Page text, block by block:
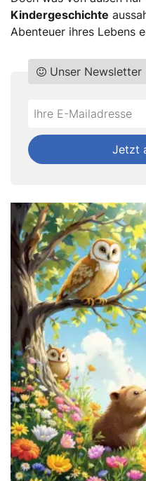
Kindergeschichte
Abenteuer ihres Lebens
Do
fill
this
Unser Newsletter
*Ihre
Mailadresse:
Jetzt